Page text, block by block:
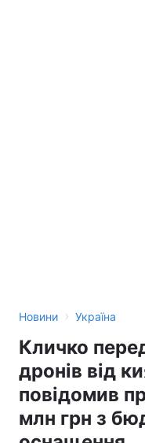
Новини › Україна
Кличко
дронів від
повідомив
млн грн з